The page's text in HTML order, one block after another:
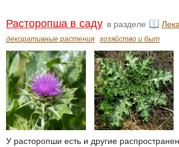
Расторопша в саду в разделе
декоративные растения хозяйство и быт
У расторопши есть и другие